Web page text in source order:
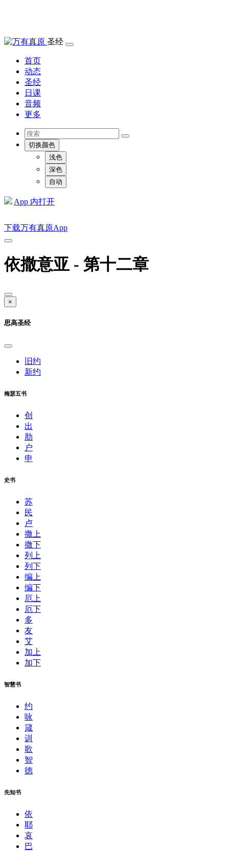
圣经
首页
动态
圣经
日课
音频
更多
切换颜色
浅色
深色
自动
App 内打开
下载万有真原App
依撒意亚 - 第十二章
×
思高圣经
旧约
新约
梅瑟五书
创
出
肋
户
申
史书
苏
民
卢
撒上
撒下
列上
列下
编上
编下
厄上
厄下
多
友
艾
加上
加下
智慧书
约
咏
箴
训
歌
智
德
先知书
依
耶
哀
巴